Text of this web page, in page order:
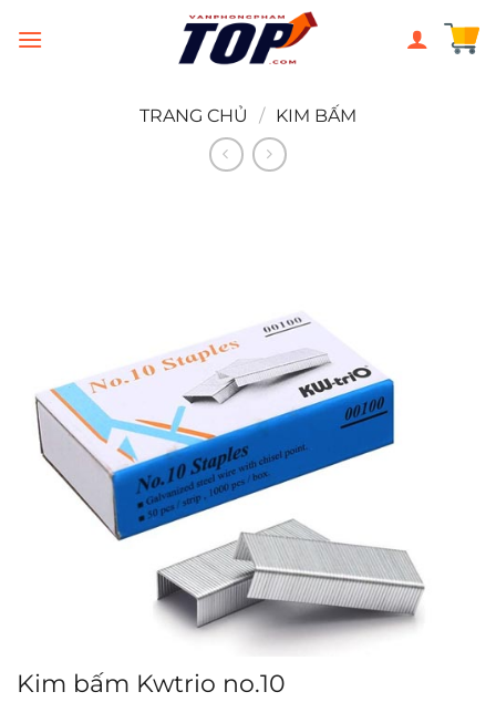
đến
TRANG CHỦ
/ KIM BẤM
Kim bấm Kwtrio no.10